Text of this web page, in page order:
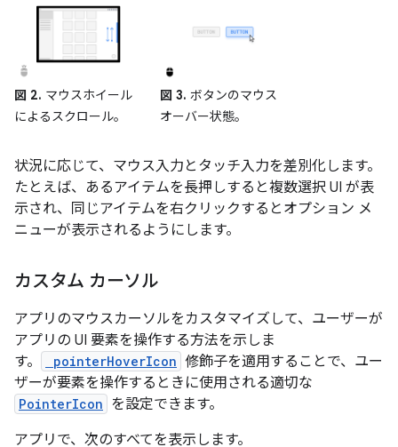
図 2. マウスホイール
によるスクロール。
図 3. ボタンのマウス
オーバー状態。
状況に応じて、マウス入力とタッチ入力を差別化します。
たとえば、あるアイテムを長押しすると複数選択 UI が表
示され、同じアイテムを右クリックするとオプション メ
ニューが表示されるようにします。
カスタム カーソル
アプリのマウスカーソルをカスタマイズして、ユーザーが
アプリの UI 要素を操作する方法を示しま
す。
pointerHoverIcon 修飾子を適用することで、ユー
ザーが要素を操作するときに使用される適切な
PointerIcon を設定できます。
アプリで、次のすべてを表示します。